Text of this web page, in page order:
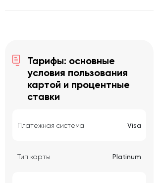
Тарифы: основные
условия пользования
картой и процентные
ставки
Платежная система Visa
Тип карты Platinum